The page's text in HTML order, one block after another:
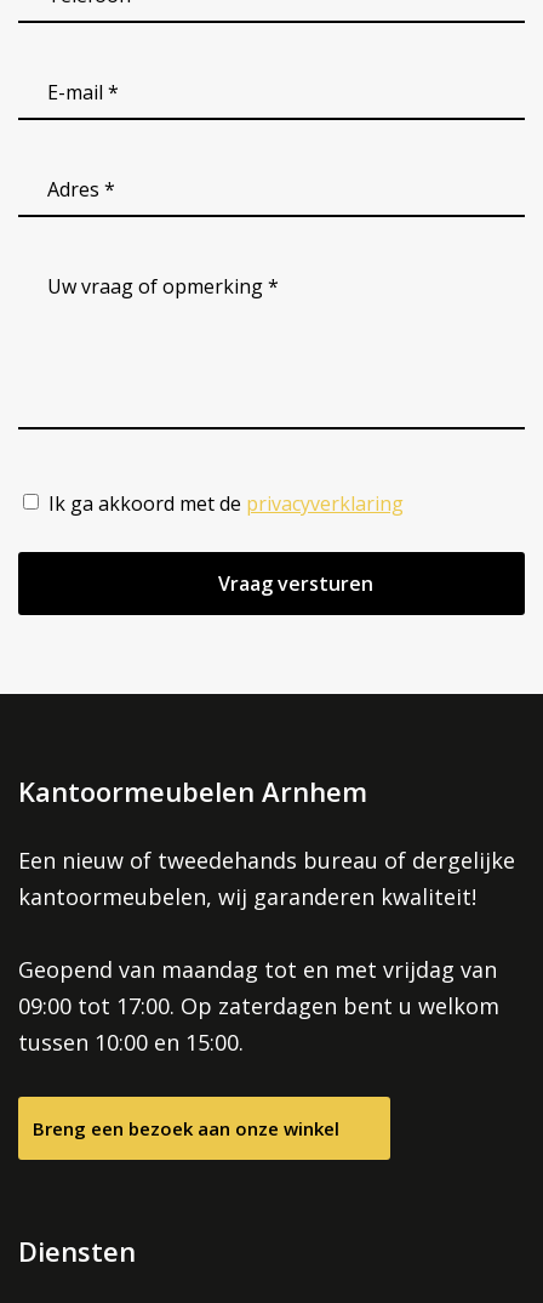
*
email(Vereist)
Adres(Vereist)
*
Ik ga akkoord met de privacyverklaring
Kantoormeubelen Arnhem
Een nieuw of tweedehands bureau of dergelijke
kantoormeubelen, wij garanderen kwaliteit!
Geopend van maandag tot en met vrijdag van
09:00 tot 17:00. Op zaterdagen bent u welkom
tussen 10:00 en 15:00.
Breng een bezoek aan onze winkel
Diensten